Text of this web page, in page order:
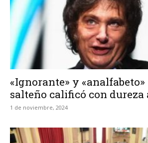
«Ignorante» y
salteño calificó con dureza
1 de noviembre, 2024